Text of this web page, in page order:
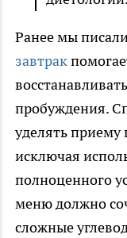
Ранее мы
завтрак
пробуждения.
уделять
исключая
полноценного
меню должно
сложные